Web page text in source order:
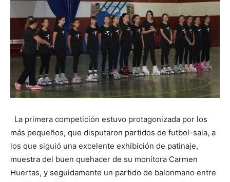
La primera competición estuvo protagonizada por los
más pequeños, que disputaron partidos de futbol-sala, a
los que siguió una excelente exhibición de patinaje,
muestra del buen quehacer de su monitora Carmen
Huertas, y seguidamente un partido de balonmano entre